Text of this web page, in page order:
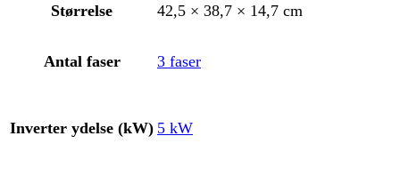
Størrelse
42,5 × 38,7 × 14,7 cm
Antal faser 3 faser
Inverter ydelse (kW) 5 kW